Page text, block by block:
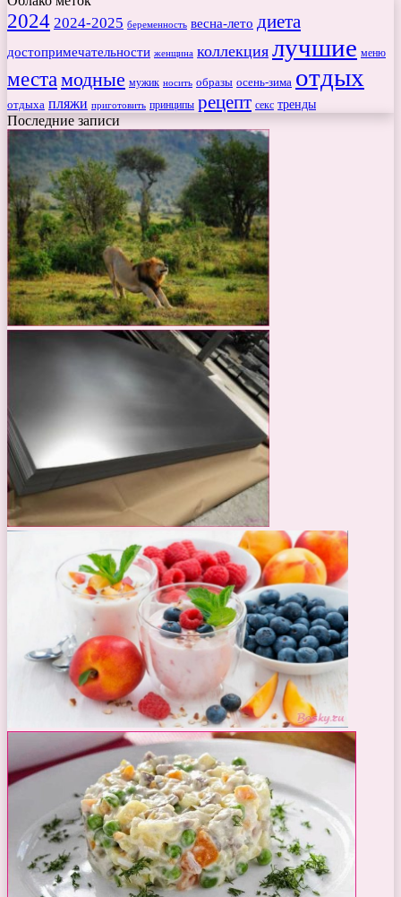
2024 2024-2025 беременность весна-лето диета
достопримечательности женщина коллекция лучшие меню
места модные мужик носить образы осень-зима отдых
отдыха пляжи приготовить принципы рецепт секс тренды
Последние записи